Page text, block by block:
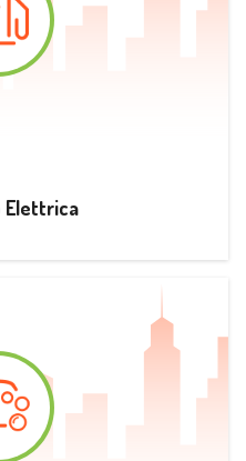
Elettrica